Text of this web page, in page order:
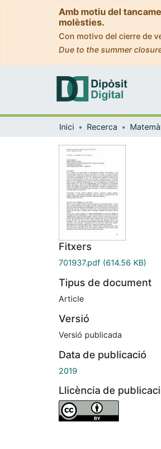
Amb motiu del
molèsties.
Con motivo del cierre de
Due to the summer
Inici Recerca
Fitxers
701937.pdf (614.56 KB)
Tipus de document
Article
Versió
Versió publicada
Data de publicació
2019
Llicència de